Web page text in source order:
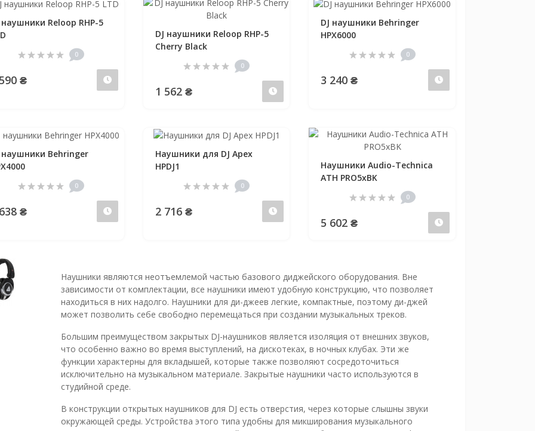
наушники Reloop RHP-5
0
₴
DJ наушники Reloop RHP-5
Cherry Black
0
1 562 ₴
DJ наушники Behringer
HPX6000
0
3 240 ₴
наушники Behringer
0
₴ Предзаказ
Наушники для DJ Apex
HPDJ1
0
2 716 ₴
Наушники Audio-Technica
ATH PRO5xBK
0
5 602 ₴
Наушники являются неотъемлемой частью базового диджейского оборудования. Вне
зависимости от комплектации, все наушники имеют удобную конструкцию, что позволяет
находиться в них надолго. Наушники для ди-джеев легкие, компактные, поэтому ди-джей
может позволить себе свободно перемещаться при создании музыкальных треков.
Большим преимуществом закрытых DJ-наушников является изоляция от внешних звуков,
что особенно важно во время выступлений, на дискотеках, в ночных клубах. Эти же
функции характерны для вкладышей, которые также позволяют сосредоточиться
исключительно на музыкальном материале. Закрытые наушники часто используются в
студийной среде.
В конструкции открытых наушников для DJ есть отверстия, через которые слышны звуки
окружающей среды. Устройства этого типа удобны для микширования музыкального